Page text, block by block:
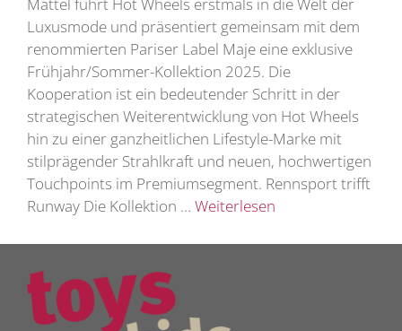
Mattel führt Hot Wheels erstmals in die Welt der
Luxusmode und präsentiert gemeinsam mit dem
renommierten Pariser Label Maje eine exklusive
Frühjahr/Sommer-Kollektion 2025. Die
Kooperation ist ein bedeutender Schritt in der
strategischen Weiterentwicklung von Hot Wheels
hin zu einer ganzheitlichen Lifestyle-Marke mit
stilprägender Strahlkraft und neuen, hochwertigen
Touchpoints im Premiumsegment. Rennsport trifft
Runway Die Kollektion … Weiterlesen